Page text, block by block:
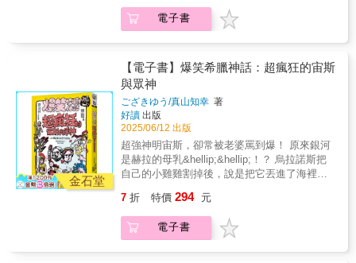
鬼、考試鬼，鬼場現形！◆狐狸精不是壞女
人：看見女力、慾望與愛的主導權，為什麼她
們的愛，更自由、更坦蕩？◆妖怪比人還講義
諾、更懂情感價值的動物精怪！◆人遇神仙神
仙遇人：究竟是黃粱一夢，也可能是夢想事
成？幻由人生，在凡人的神話中得到慰藉馬瑞
芳品讀聊齋志異，共五卷。將聊齋志異的四百
九十一篇故事，精選出一百二十個故事，分成
【鬼、狐、妖、神、人】五個主題。〈鬼卷〉
解讀鬼與鬼、人與鬼之間新奇有趣又變幻莫測
的故事；〈狐卷〉展現了狐女、狐叟、狐書生
析了一系列幻化成人形的妖，以及自然界的生
各種各樣的神仙形象，講述了人與神仙、人置
身於仙境的奇妙經歷；〈人卷〉描繪了平凡塵
世間各種匪夷所思的奇人異事與百姓非比尋常
阿根廷大作家波赫士，日本文豪芥川龍之介，
諾貝爾文學獎得主莫言，寫紅樓夢的曹雪芹，
齋志異》。始終考不上舉人的蒲松齡，在西舖
畢家當私塾老師的時候，把他對現實生活的種
種感懷，藉由神鬼妖狐之口，講各種人世真
實，各種苦悶徬徨以及各種人生智慧，寫成了
《聊齋志異》。「寫鬼寫妖高人一等，刺貪刺
虐入骨三分。」這是大多數古人讀聊齋的感
想。但《聊齋》不只是經典名著，它也是幾百
年前的「黑鏡」、「戀愛實境秀」、「人性觀
察劇」，妖鬼不嚇人，人心才難懂用聊齋打開
現代人的內心劇場◆做聊齋鬼比做人好：為什
鬼、考試鬼，鬼場現形！◆狐狸精不是壞女
人：看見女力、慾望與愛的主導權，為什麼她
們的愛，更自由、更坦蕩？◆妖怪比人還講義
電子書
金石堂
【電子書】爆笑希臘神話：超瘋狂的宙斯
與眾神
ござきゆう/真山知幸 著
好讀 出版
2025/06/12 出版
超強神明宙斯，卻常被老婆罵到爆！ 原來銀河
是赫拉的母乳&hellip;&hellip;！？ 烏拉諾斯把
自己的小雞雞割掉後，說是把它丟進了海裡。
生了。 那就是愛與美的女神&mdash;&mdash;
阿芙蘿黛蒂。 希臘神明的出生也好、戰鬥也
好、戀愛也好！ 全部通通超乎常理地瘋狂！ 一
7 折 特價 294 元
電子書